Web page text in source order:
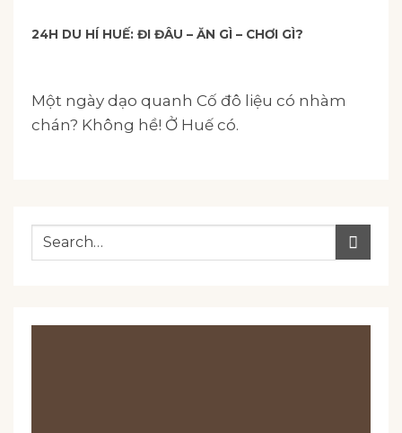
24H DU HÍ HUẾ: ĐI ĐÂU – ĂN GÌ – CHƠI GÌ?
Một ngày dạo quanh Cố đô liệu có nhàm
chán? Không hề! Ở Huế có.